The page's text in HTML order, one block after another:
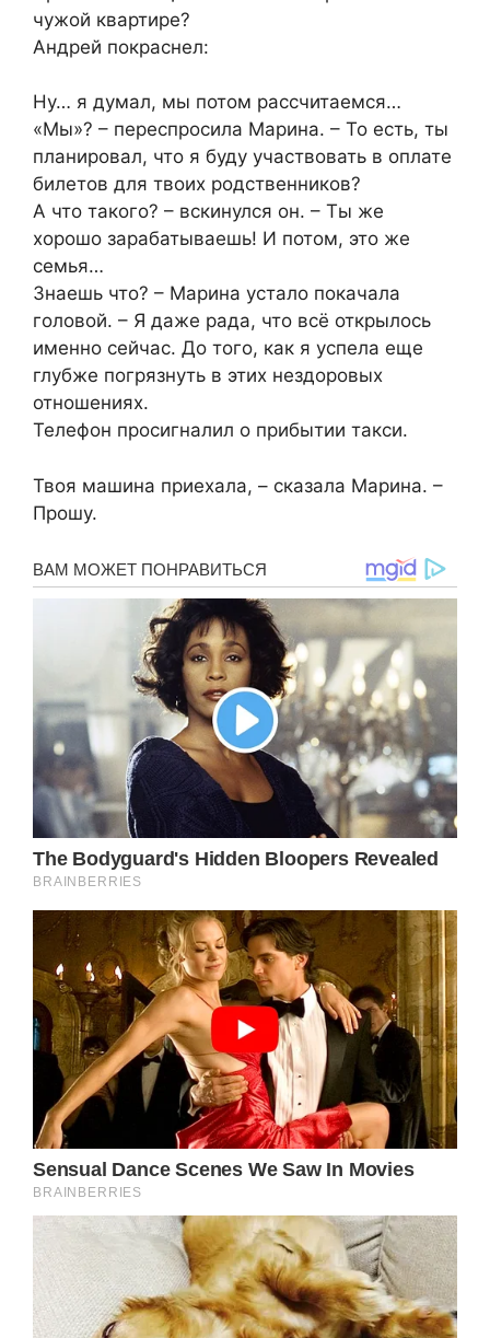
чужой квартире?
Андрей покраснел:
Ну… я думал, мы потом рассчитаемся…
«Мы»? – переспросила Марина. – То есть, ты
планировал, что я буду участвовать в оплате
билетов для твоих родственников?
А что такого? – вскинулся он. – Ты же
хорошо зарабатываешь! И потом, это же
семья…
Знаешь что? – Марина устало покачала
головой. – Я даже рада, что всё открылось
именно сейчас. До того, как я успела еще
глубже погрязнуть в этих нездоровых
отношениях.
Телефон просигналил о прибытии такси.
Твоя машина приехала, – сказала Марина. –
Прошу.